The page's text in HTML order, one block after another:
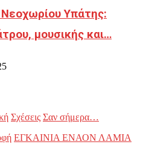
Υπάτης:
μουσικής και…
Σχέσεις Σαν σήμερα…
ΕΓΚΑΙΝΙΑ ΕΝΑΟΝ ΛΑΜΙΑ